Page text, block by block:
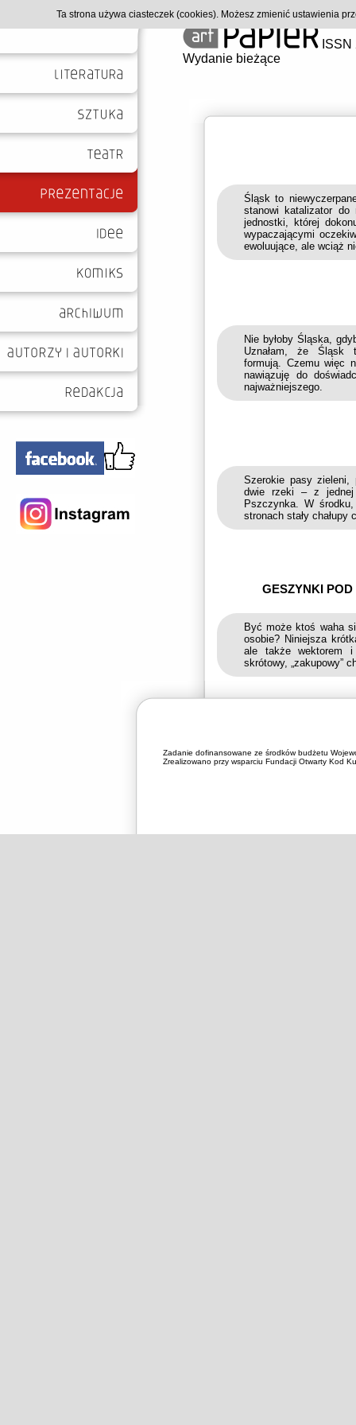
Wydanie bieżące
Śląsk to
stanowi katalizator do
jednostki, której
wypaczającymi
ewoluujące, ale wciąż
Nie byłoby Śląska,
Uznałam, że
formują. Czemu więc
nawiązuję do
najważniejszego.
Szerokie pasy zieleni,
dwie rzeki – z jednej
Pszczynka. W
stronach stały chałupy
GESZYNKI
Być może ktoś waha
osobie? Niniejsza
ale także wektorem i
skrótowy, „zakupowy”
Zadanie dofinansowane ze środków budżetu
Zrealizowano przy wsparciu Fundacji Otwarty Kod
Ta strona używa ciasteczek (cookies). Możesz zmienić ustawienia